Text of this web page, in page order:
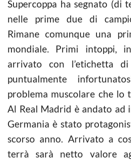
Supercoppa ha segnato (di
nelle prime due di
Rimane comunque una
mondiale. Primi intoppi,
arrivato con l’etichetta
puntualmente
problema muscolare che lo
Al Real Madrid è andato ad
Germania è stato
scorso anno. Arrivato a
terrà sarà netto valore